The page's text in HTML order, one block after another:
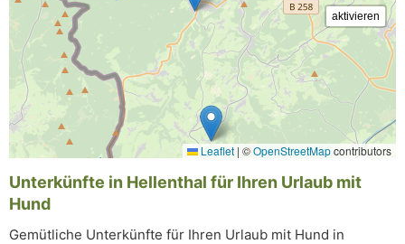
Leaflet | ©OpenStreetMapcontributors
Unterkünfte in Hellenthal für Ihren Urlaub mit
Hund
Gemütliche Unterkünfte für Ihren Urlaub mit Hund in